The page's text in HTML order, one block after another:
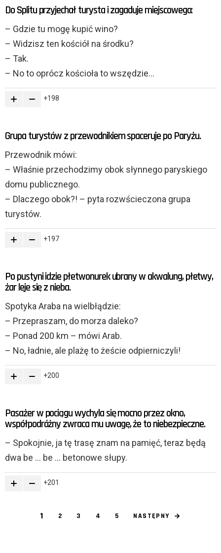
Do Splitu przyjechał turysta i zagaduje miejscowego:
– Gdzie tu mogę kupić wino?
– Widzisz ten kościół na środku?
– Tak.
– No to oprócz kościoła to wszędzie…
198
Grupa turystów z przewodnikiem spaceruje po Paryżu.
Przewodnik mówi:
– Właśnie przechodzimy obok słynnego paryskiego
domu publicznego.
– Dlaczego obok?! – pyta rozwścieczona grupa
turystów.
197
Po pustyni idzie płetwonurek ubrany w akwalung, płetwy,
żar leje się z nieba.
Spotyka Araba na wielbłądzie:
– Przepraszam, do morza daleko?
– Ponad 200 km – mówi Arab.
– No, ładnie, ale plażę to żeście odpierniczyli!
200
Pasażer w pociągu wychyla się mocno przez okno,
współpodróżny zwraca mu uwagę, że to niebezpieczne.
– Spokojnie, ja tę trasę znam na pamięć, teraz będą
dwa be … be … betonowe słupy.
201
1 2 3 4 5 NASTĘPNY